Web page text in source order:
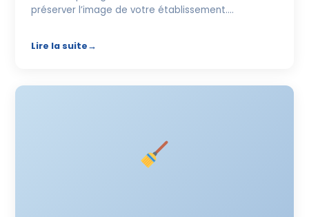
préserver l’image de votre établissement.…
Lire la suite